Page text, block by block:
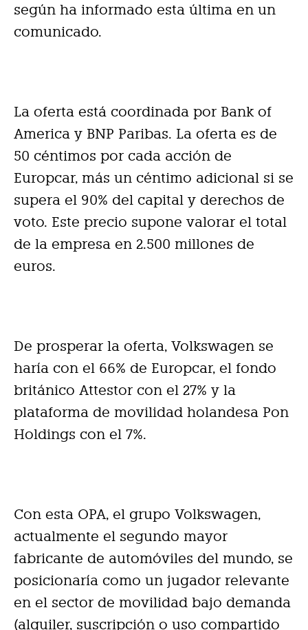
según ha informado esta última en un
comunicado.
La oferta está coordinada por Bank of
America y BNP Paribas. La oferta es de
50 céntimos por cada acción de
Europcar, más un céntimo adicional si se
supera el 90% del capital y derechos de
voto. Este precio supone valorar el total
de la empresa en 2.500 millones de
euros.
De prosperar la oferta, Volkswagen se
haría con el 66% de Europcar, el fondo
británico Attestor con el 27% y la
plataforma de movilidad holandesa Pon
Holdings con el 7%.
Con esta OPA, el grupo Volkswagen,
actualmente el segundo mayor
fabricante de automóviles del mundo, se
posicionaría como un jugador relevante
en el sector de movilidad bajo demanda
(alquiler, suscripción o uso compartido